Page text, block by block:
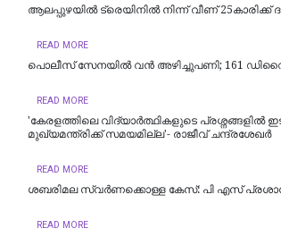
ആലപ്പുഴയിൽ ട്രെയിനില്‍ നിന്ന് വീണ് 25കാരിക്ക്
READ MORE
പൊലീസ് സേനയിൽ വൻ അഴിച്ചുപണി; 161
READ MORE
'കേരളത്തിലെ വിദ്യാർത്ഥികളുടെ പ്രശ്നങ്ങളിൽ
മുഖ്യമന്ത്രിക്ക് സമയമില്ല'- രാജീവ് ചന്ദ്രശേഖർ
READ MORE
ശബരിമല സ്വര്‍ണക്കൊള്ള കേസ്: പി എസ്
READ MORE